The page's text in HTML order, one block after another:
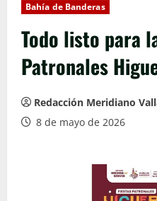
Bahía de Banderas
Todo listo para
Patronales
Redacción Meridiano
8 de mayo de 2026